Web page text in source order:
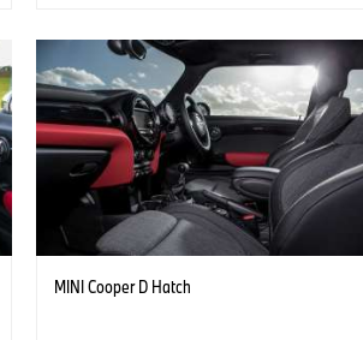
MINI Cooper D Hatch